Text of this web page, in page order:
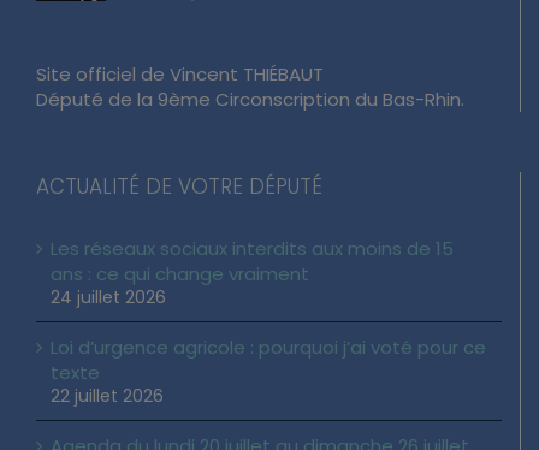
Site officiel de Vincent THIÉBAUT
Député de la 9ème Circonscription du Bas-Rhin.
ACTUALITÉ DE VOTRE DÉPUTÉ
Les réseaux sociaux interdits aux moins de 15
ans : ce qui change vraiment
24 juillet 2026
Loi d’urgence agricole : pourquoi j’ai voté pour ce
texte
22 juillet 2026